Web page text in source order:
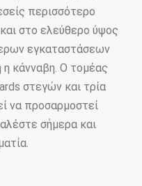
περισσότερο
στο ελεύθερο ύψος
εγκαταστάσεων
κάνναβη. Ο τομέας
στεγών και τρία
να προσαρμοστεί
σήμερα και